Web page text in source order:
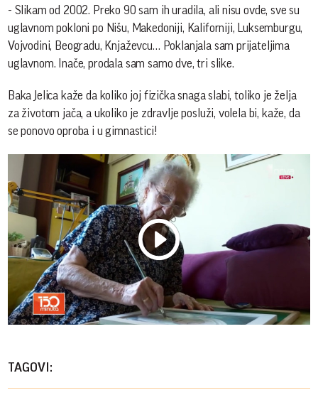
- Slikam od 2002. Preko 90 sam ih uradila, ali nisu ovde, sve su
uglavnom pokloni po Nišu, Makedoniji, Kaliforniji, Luksemburgu,
Vojvodini, Beogradu, Knjaževcu… Poklanjala sam prijateljima
uglavnom. Inače, prodala sam samo dve, tri slike.
Baka Jelica kaže da koliko joj fizička snaga slabi, toliko je želja
za životom jača, a ukoliko je zdravlje posluži, volela bi, kaže, da
se ponovo oproba i u gimnastici!
Play
TAGOVI: